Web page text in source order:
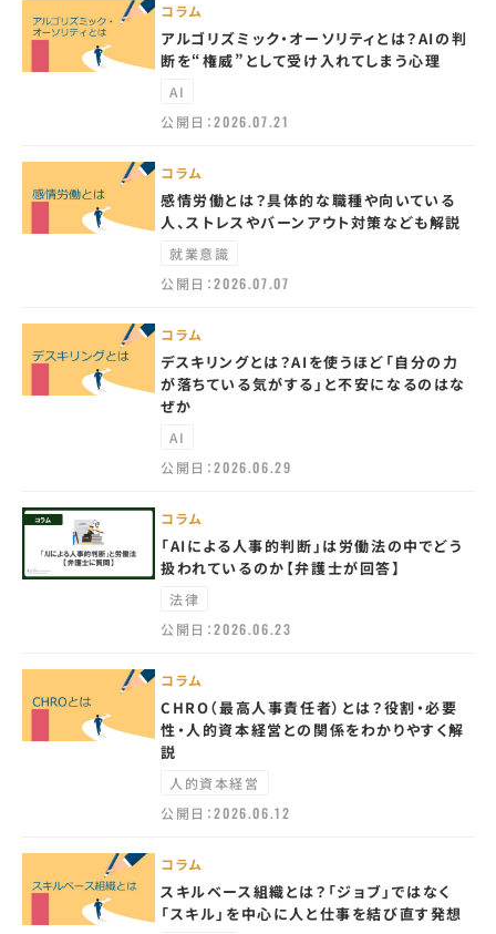
コラム
アルゴリズミック・オーソリティとは？AIの判
断を“権威”として受け入れてしまう心理
AI
公開日：2026.07.21
コラム
感情労働とは？具体的な職種や向いている
人、ストレスやバーンアウト対策なども解説
就業意識
公開日：2026.07.07
コラム
デスキリングとは？AIを使うほど「自分の力
が落ちている気がする」と不安になるのはな
ぜか
AI
公開日：2026.06.29
コラム
「AIによる人事的判断」は労働法の中でどう
扱われているのか【弁護士が回答】
法律
公開日：2026.06.23
コラム
CHRO（最高人事責任者）とは？役割・必要
性・人的資本経営との関係をわかりやすく解
説
人的資本経営
公開日：2026.06.12
コラム
スキルベース組織とは？「ジョブ」ではなく
「スキル」を中心に人と仕事を結び直す発想